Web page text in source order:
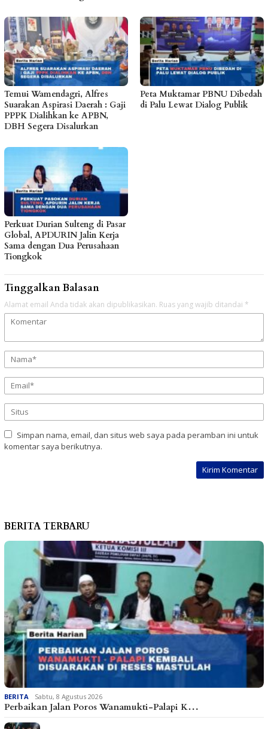
Temui Wamendagri, Alfres
Suarakan Aspirasi Daerah : Gaji
PPPK Dialihkan ke APBN,
DBH Segera Disalurkan
Peta Muktamar PBNU Dibedah
di Palu Lewat Dialog Publik
Perkuat Durian Sulteng di Pasar
Global, APDURIN Jalin Kerja
Sama dengan Dua Perusahaan
Tiongkok
Tinggalkan Balasan
Alamat email Anda tidak akan dipublikasikan. Ruas yang wajib ditandai *
Simpan nama, email, dan situs web saya pada peramban ini untuk
komentar saya berikutnya.
BERITA TERBARU
BERITA Sabtu, 8 Agustus 2026
Perbaikan Jalan Poros Wanamukti-Palapi K…